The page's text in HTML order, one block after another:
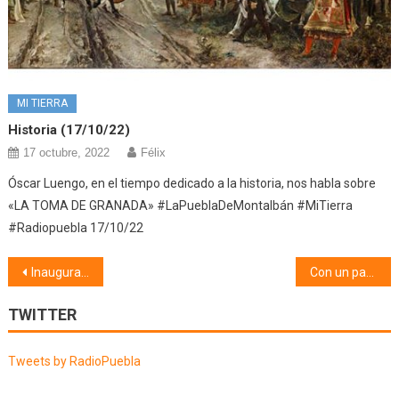
MI TIERRA
Historia (17/10/22)
17 octubre, 2022 Félix
Óscar Luengo, en el tiempo dedicado a la historia, nos habla sobre
«LA TOMA DE GRANADA» #LaPueblaDeMontalbán #MiTierra
#Radiopuebla 17/10/22
Navegación
de
entradas
Inauguración de #16Cibra (01/10/24)
TWITTER
Tweets by RadioPuebla